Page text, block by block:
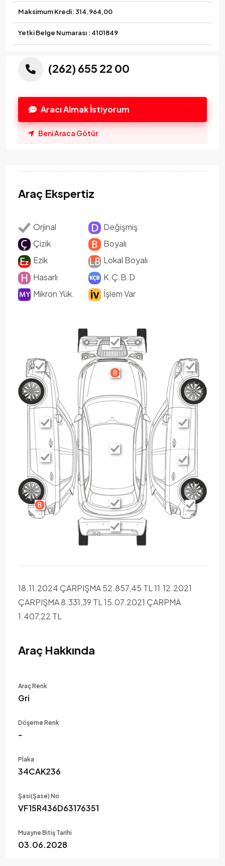
Maksimum Kredi:314.964,00
Yetki Belge Numarası : 4101849
(262) 655 22 00
Aracı Almak İstiyorum
Beni Araca Götür
Araç Hakkında
Araç Renk
Gri
Döşeme Renk
-
Plaka
34CAK236
Şasi(Şase) No
VF15R436D63176351
Muayne Bitiş Tarihi
03.06.2028
Araç Ekspertiz
Orjinal
Değişmiş
Çizik
Boyalı
Ezik
Lokal Boyalı
Hasarlı
K.Ç.B.D
Mikron Yük.
İşlem Var
18.11.2024 ÇARPIŞMA 52.857,45 TL 11.12.2021
ÇARPIŞMA 8.331,39 TL 15.07.2021 ÇARPMA
1.407,22 TL